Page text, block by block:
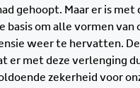
gehoopt. Maar er is met
basis om alle vormen
weer te hervatten. De
er met deze verlenging
zekerheid voor